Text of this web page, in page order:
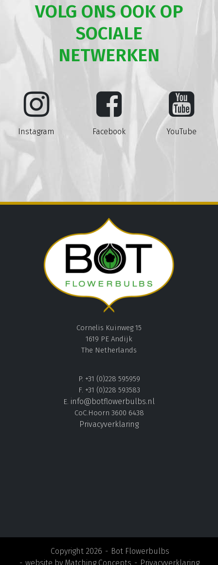
VOLG ONS OOK OP
SOCIALE
NETWERKEN
Instagram Facebook YouTube
Cornelis Kuinweg 15
1619 PE Andijk
The Netherlands
P. +31 (0)228 595959
F. +31 (0)228 593583
E. info@botflowerbulbs.nl
CoC.Hoorn 3600 6438
Privacyverklaring
Copyright 2026
Bot Flowerbulbs
website by Matching Concepts Privacyverklaring